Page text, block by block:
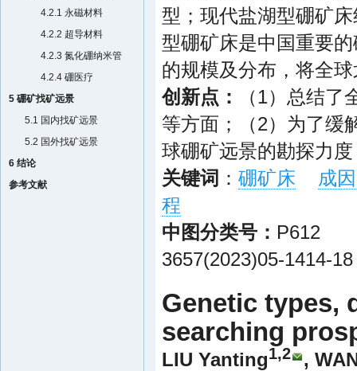
4.2.1 永磁材料
4.2.2 超导材料
4.2.3 氮化硼纳米管
4.2.4 硼医疗
5 硼矿找矿远景
5.1 国内找矿远景
5.2 国外找矿远景
6 结论
参考文献
型；现代盐湖型硼矿
型硼矿床是中国重要
的规模及分布，将全
创新点：
（1）总结
等方面；（2）为了缓
球硼矿远景的勘探力
关键词 ： 硼矿床
成
程
中图分类号：
3657(2023)05-1414-18
Genetic types,
searching
LIU Yanting1,2 ,